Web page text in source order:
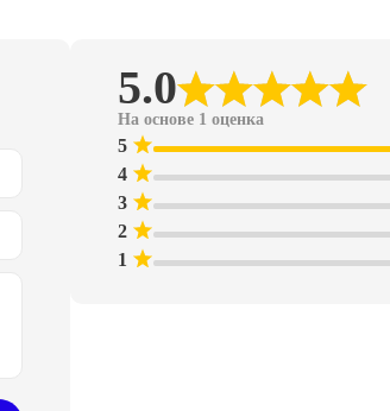
5.0
На основе 1 оценка
5
4
3
2
1